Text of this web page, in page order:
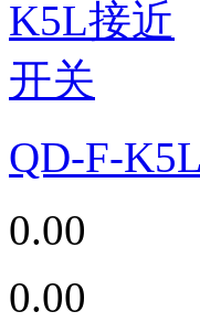
QD-F-
0.00
0.00